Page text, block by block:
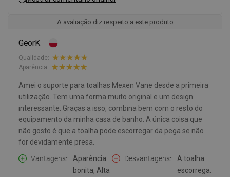
A avaliação diz respeito a este produto
GeorK
Qualidade:
Aparência:
Amei o suporte para toalhas Mexen Vane desde a primeira
utilização. Tem uma forma muito original e um design
interessante. Graças a isso, combina bem com o resto do
equipamento da minha casa de banho. A única coisa que
não gosto é que a toalha pode escorregar da pega se não
for devidamente presa.
Vantagens:
Aparência
bonita, Alta
Desvantagens:
A toalha
escorrega.